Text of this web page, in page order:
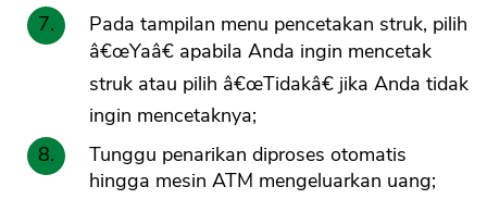
Pada tampilan menu pencetakan struk, pilih
â€œYaâ€ apabila Anda ingin mencetak
struk atau pilih â€œTidakâ€ jika Anda tidak
ingin mencetaknya;
Tunggu penarikan diproses otomatis
hingga mesin ATM mengeluarkan uang;